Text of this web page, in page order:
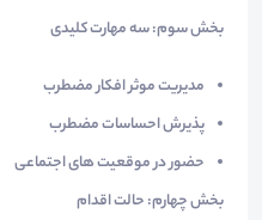
بخش سوم: سه مهارت کلیدی
مدیریت موثر افکار مضطرب
پذیرش احساسات مضطرب
حضور در موقعیت های اجتماعی
بخش چهارم: حالت اقدام